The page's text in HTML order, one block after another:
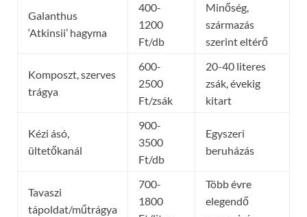
Galanthus
‘Atkinsii’ hagyma
400-
1200
Ft/db
Minőség,
származás
szerint eltérő
Komposzt, szerves
trágya
600-
2500
Ft/zsák
20-40 literes
zsák, évekig
kitart
Kézi ásó,
ültetőkanál
900-
3500
Ft/db
Egyszeri
beruházás
Tavaszi
tápoldat/műtrágya
700-
1800
Több évre
elegendő